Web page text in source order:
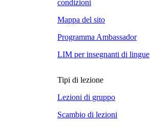
condizioni
Mappa del sito
Programma Ambassador
LIM per insegnanti di lingue
Tipi di lezione
Lezioni di gruppo
Scambio di lezioni